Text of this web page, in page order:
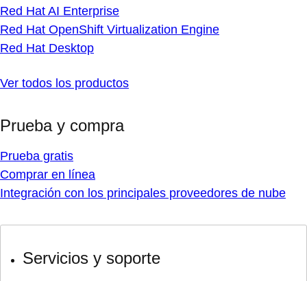
Red Hat AI Enterprise
Red Hat OpenShift Virtualization Engine
Red Hat Desktop
Ver todos los productos
Prueba y compra
Prueba gratis
Comprar en línea
Integración con los principales proveedores de nube
Servicios y soporte